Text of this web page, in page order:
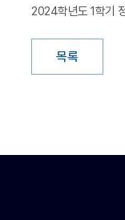
목록
2024학년도 1학기